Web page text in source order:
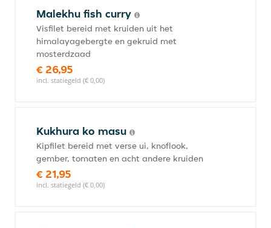
Malekhu fish curry
Visfilet bereid met kruiden uit het
himalayagebergte en gekruid met
mosterdzaad
€ 26,95
incl. statiegeld (€ 0,00)
Kukhura ko masu
Kipfilet bereid met verse ui, knoflook,
gember, tomaten en acht andere kruiden
€ 21,95
incl. statiegeld (€ 0,00)